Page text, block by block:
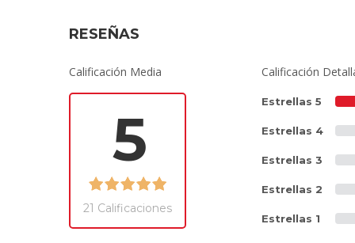
RESEÑAS
Calificación Media
5
21 Calificaciones
Calificación
Estrellas 5
Estrellas 4
Estrellas 3
Estrellas 2
Estrellas 1